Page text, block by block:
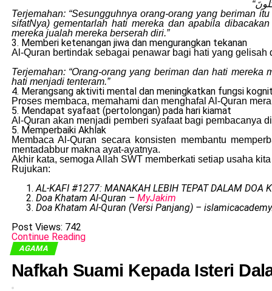
Terjemahan: “Sesungguhnya orang-orang yang beriman
sifatNya) gementarlah hati mereka dan apabila
mereka jualah mereka berserah diri.”
3. Memberi ketenangan jiwa dan mengurangkan tekanan
Al-Quran bertindak sebagai penawar bagi hati yang gelisah
Terjemahan: “Orang-orang yang beriman dan hati
hati menjadi tenteram.”
4. Merangsang aktiviti mental dan meningkatkan fungsi
Proses membaca, memahami dan menghafal Al-Quran
5. Mendapat syafaat (pertolongan) pada hari kiamat
Al-Quran akan menjadi pemberi syafaat bagi pembacanya
5. Memperbaiki Akhlak
Membaca Al-Quran secara konsisten membantu
mentadabbur makna ayat-ayatnya.
Akhir kata, semoga Allah SWT memberkati setiap usaha
Rujukan:
AL-KAFI #1277: MANAKAH LEBIH TEPAT DALAM DOA
Doa Khatam Al-Quran – MyJakim
Doa Khatam Al-Quran (Versi Panjang) –
Post Views: 742
Continue Reading
AGAMA
Nafkah Suami Kepada Isteri